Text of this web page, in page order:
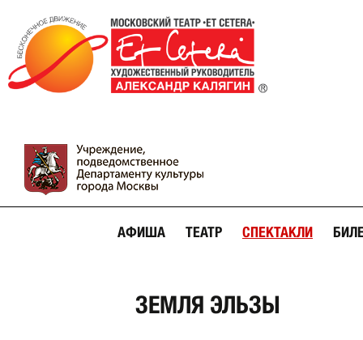
АФИША ТЕАТР СПЕКТАКЛИ
ЗЕМЛЯ ЭЛЬЗЫ